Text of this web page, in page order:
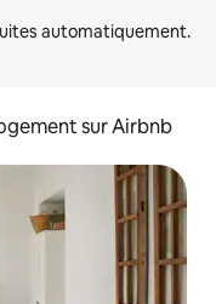
sur Airbnb